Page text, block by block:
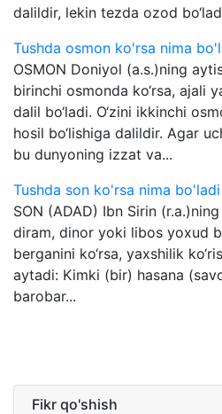
dalildir, lekin tezda ozod
Tushda osmon ko'rsa nima
OSMON Doniyol (a.s.)ning
birinchi osmonda ko‘rsa, ajali
dalil bo‘ladi. O‘zini ikkinchi
hosil bo‘lishiga dalildir. Agar
bu dunyoning izzat va...
Tushda son ko'rsa nima bo'ladi
SON (ADAD) Ibn Sirin
diram, dinor yoki libos yoxud
berganini ko‘rsa, yaxshilik
aytadi: Kimki (bir) hasana
barobar...
Fikr qo'shish